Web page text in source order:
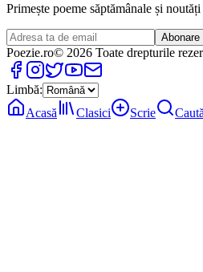
Primește poeme săptămânale și
Abonare
Poezie.ro© 2026 Toate drepturile
Limbă:
Acasă
Clasici Scrie Caută